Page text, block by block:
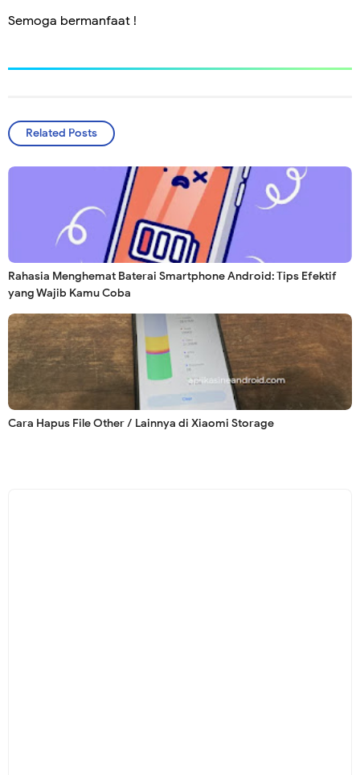
Semoga bermanfaat !
Related Posts
Rahasia Menghemat Baterai Smartphone Android: Tips Efektif
yang Wajib Kamu Coba
Cara Hapus File Other / Lainnya di Xiaomi Storage